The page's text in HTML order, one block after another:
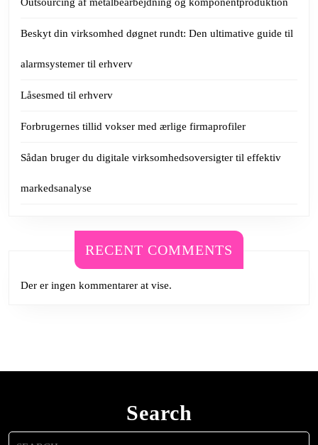
Beskyt din virksomhed døgnet rundt: Den ultimative guide til
alarmsystemer til erhverv
Låsesmed til erhverv
Forbrugernes tillid vokser med ærlige firmaprofiler
Sådan bruger du digitale virksomhedsoversigter til effektiv
markedsanalyse
RECENT COMMENTS
Der er ingen kommentarer at vise.
Search
Search